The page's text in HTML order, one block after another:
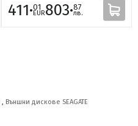
411·01
EUR803·87
лв.
, Външни дискове SEAGATE